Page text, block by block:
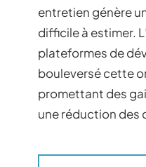
entretien génère
difficile à estimer.
plateformes de
bouleversé cette
promettant des
une réduction des